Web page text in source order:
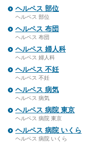
ヘルペス 部位
ヘルペス 部位
ヘルペス 布団
ヘルペス 布団
ヘルペス 婦人科
ヘルペス 婦人科
ヘルペス 不妊
ヘルペス 不妊
ヘルペス 病気
ヘルペス 病気
ヘルペス 病院 東京
ヘルペス 病院 東京
ヘルペス 病院 いくら
ヘルペス 病院 いくら